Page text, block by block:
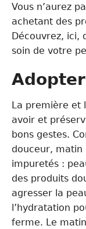
Vous n’aurez
achetant des
Découvrez, ici,
soin de votre
La première et
avoir et
bons gestes.
douceur, matin
impuretés :
des produits
agresser la
l’hydratation
ferme. Le